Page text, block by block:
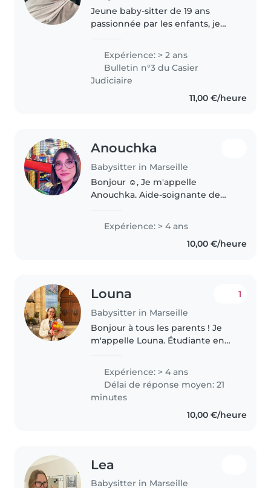
Jeune baby-sitter de 19 ans
passionnée par les enfants, je
des enfants de tous âges. Je suis
à l'aise avec les enfants ayant des
besoins spécifiques,..
Expérience: > 2 ans
Bulletin n°3 du Casier
Judiciaire
11,00 €/heure
Anouchka
Babysitter in Marseille
Bonjour ☺️, Je m'appelle
Anouchka. Aide-soignante de
par le soin et l'accompagnement
des personnes, petits comme
grands. J'ai eu l'occasion de
Expérience: > 4 ans
10,00 €/heure
Louna
Babysitter in Marseille
1
Bonjour à tous les parents ! Je
m'appelle Louna. Étudiante en
rigueur d'une future
professionnelle de santé.
J'accompagne..
Expérience: > 4 ans
Délai de réponse moyen: 21
minutes
10,00 €/heure
Lea
Babysitter in Marseille